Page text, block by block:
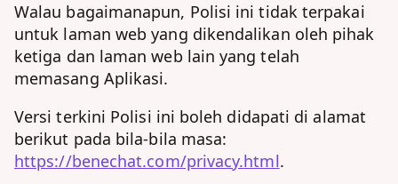
Walau bagaimanapun, Polisi ini tidak terpakai
untuk laman web yang dikendalikan oleh pihak
ketiga dan laman web lain yang telah
memasang Aplikasi.
Versi terkini Polisi ini boleh didapati di alamat
berikut pada bila-bila masa:
https://benechat.com/privacy.html.